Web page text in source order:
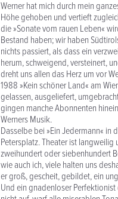
Werner hat mich durch mein
Höhe gehoben und vertieft
die »Sonate vom rauen Leben«
Bestand haben; wir haben
nichts passiert, als dass ein
herum, schweigend, versteinert,
dreht uns allen das Herz um vor
1988 »Kein schöner Land« am
gelassen, ausgeliefert,
gingen manche Abonnenten
Werners Musik.
Dasselbe bei »Ein Jedermann« in
Petersplatz. Theater ist
zweihundert oder siebenhundert
wie auch ich, viele halten uns
er groß, gescheit, gebildet, ein
Und ein gnadenloser